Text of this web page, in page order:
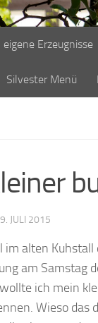
eigene Erzeugnisse
Silvester Menü
JULI 2015
im alten
am Samstag
ich mein
Wieso das